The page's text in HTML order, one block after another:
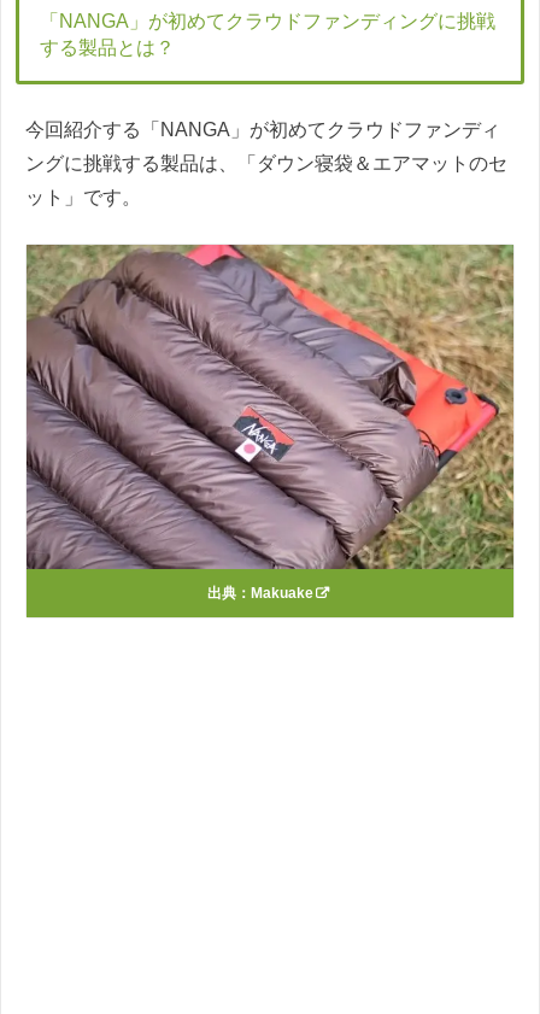
「NANGA」が初めてクラウドファンディングに挑戦
する製品とは？
今回紹介する「NANGA」が初めてクラウドファンディ
ングに挑戦する製品は、「ダウン寝袋＆エアマットのセ
ット」です。
出典： Makuake